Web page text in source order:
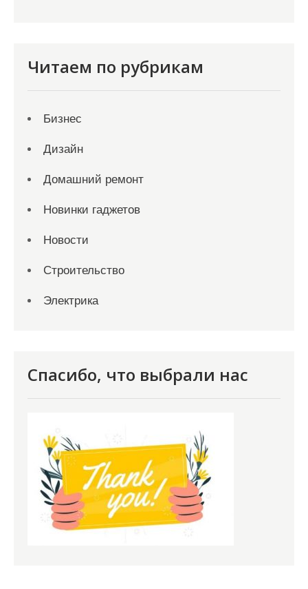
Читаем по рубрикам
Бизнес
Дизайн
Домашний ремонт
Новинки гаджетов
Новости
Строительство
Электрика
Спасибо, что выбрали нас